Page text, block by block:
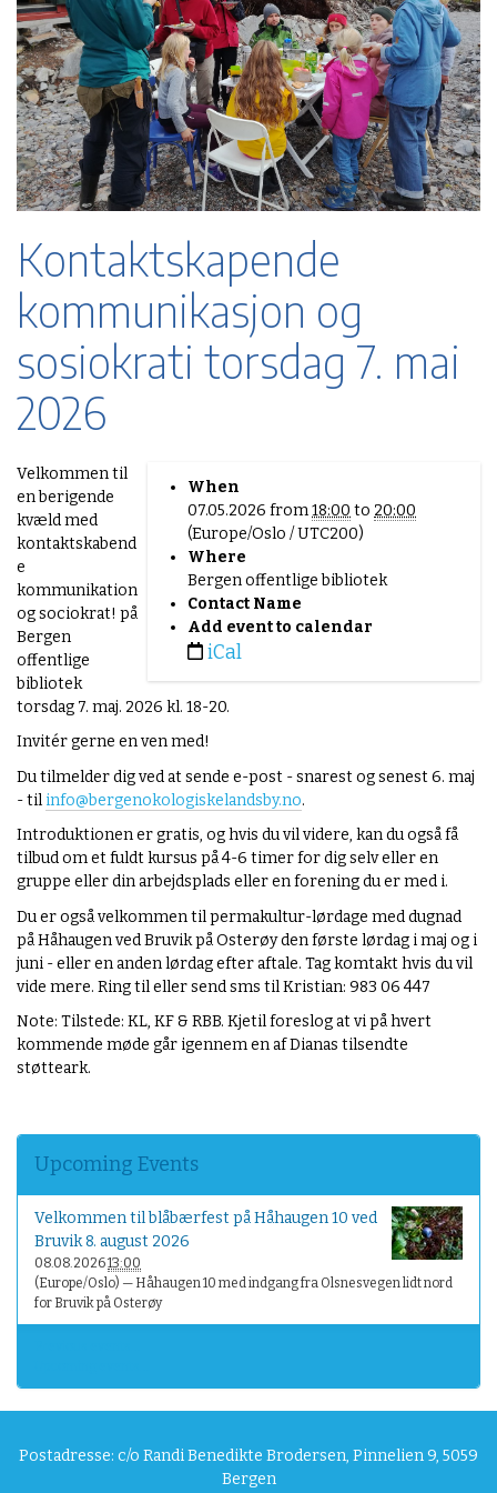
Kontaktskapende
kommunikasjon og
sosiokrati torsdag 7. mai
2026
h
t
t
p
s
:
/
/
w
w
w
b
e
r
e
n
o
k
o
l
o
i
s
k
d
a
i
When
07.05.2026 from18:00 to 20:00
(Europe/Oslo / UTC200)
Where
Bergen offentlige bibliotek
Contact Name
Add event to calendar
iCal
Velkommen til
en berigende
kvæld med
kontaktskabend
e
kommunikation
og sociokrat! på
Bergen
offentlige
bibliotek
torsdag 7. maj. 2026 kl. 18-20.
Invitér gerne en ven med!
Du tilmelder dig ved at sende e-post - snarest og senest 6. maj
- til info@bergenokologiskelandsby.no.
Introduktionen er gratis, og hvis du vil videre, kan du også få
tilbud om et fuldt kursus på 4-6 timer for dig selv eller en
gruppe eller din arbejdsplads eller en forening du er med i.
Du er også velkommen til permakultur-lørdage med dugnad
på Håhaugen ved Bruvik på Osterøy den første lørdag i maj og i
juni - eller en anden lørdag efter aftale. Tag komtakt hvis du vil
vide mere. Ring til eller send sms til Kristian: 983 06 447
Note: Tilstede: KL, KF & RBB. Kjetil foreslog at vi på hvert
kommende møde går igennem en af Dianas tilsendte
støtteark.
Upcoming Events
Velkommen til blåbærfest på Håhaugen 10 ved
Bruvik 8. august 2026
08.08.202613:00
(Europe/Oslo) — Håhaugen 10 med indgang fra Olsnesvegen lidt nord
for Bruvik på Osterøy
Postadresse: c/o Randi Benedikte Brodersen, Pinnelien 9, 5059
Bergen